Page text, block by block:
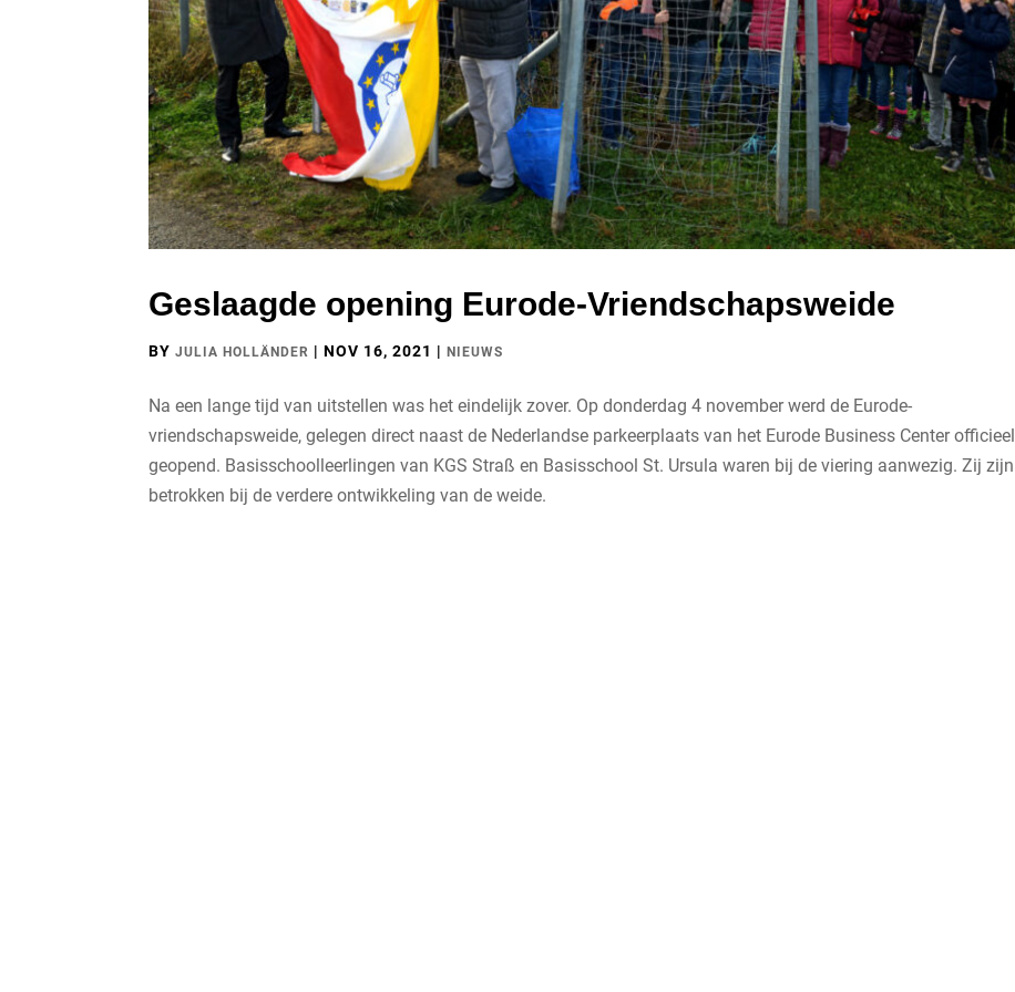
Geslaagde opening Eurode-Vriendschapsweide
BYJULIA HOLLÄNDER |NOV 16, 2021 |NIEUWS
Na een lange tijd van uitstellen was het eindelijk zover. Op donderdag 4 november werd de Eurode-
vriendschapsweide, gelegen direct naast de Nederlandse parkeerplaats van het Eurode Business Center officieel
geopend. Basisschoolleerlingen van KGS Straß en Basisschool St. Ursula waren bij de viering aanwezig. Zij zijn
betrokken bij de verdere ontwikkeling van de weide.